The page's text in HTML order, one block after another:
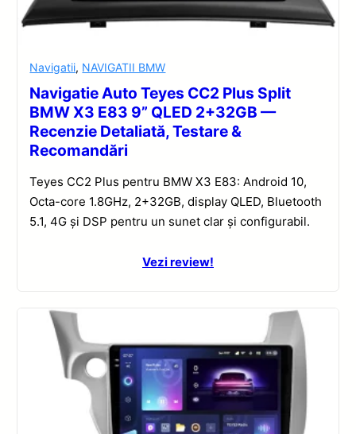
Navigatii, NAVIGATII BMW
Navigatie Auto Teyes CC2 Plus Split
BMW X3 E83 9” QLED 2+32GB —
Recenzie Detaliată, Testare &
Recomandări
Teyes CC2 Plus pentru BMW X3 E83: Android 10,
Octa-core 1.8GHz, 2+32GB, display QLED, Bluetooth
5.1, 4G și DSP pentru un sunet clar și configurabil.
Vezi review!